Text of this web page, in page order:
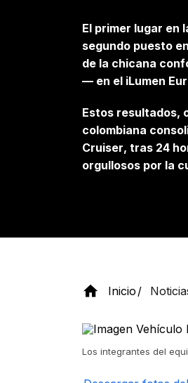
El primer lugar en
segundo puesto
de la chicana
— en el iLumen
Estos resultados,
colombiana
Cruiser, tras 24
orgullosos por la
Inicio
​Los integrantes del